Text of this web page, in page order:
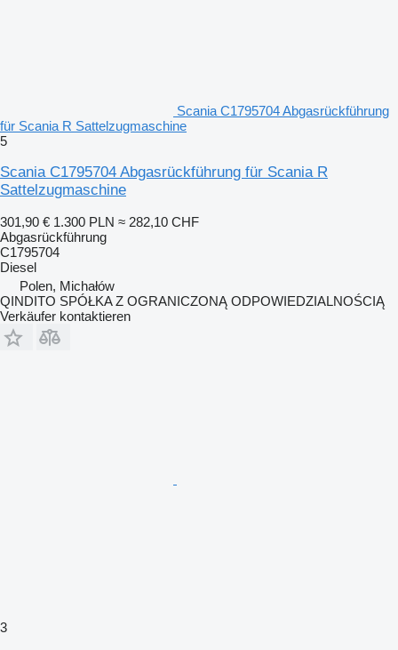
Scania C1795704 Abgasrückführung
für Scania R Sattelzugmaschine
5
Scania C1795704 Abgasrückführung für Scania R
Sattelzugmaschine
301,90 € 1.300 PLN ≈ 282,10 CHF
Abgasrückführung
C1795704
Diesel
Polen, Michałów
QINDITO SPÓŁKA Z OGRANICZONĄ ODPOWIEDZIALNOŚCIĄ
Verkäufer kontaktieren
3